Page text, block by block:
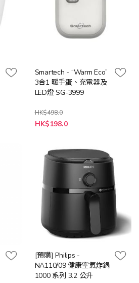
Smartech - “Warm Eco”
3合1 暖手蛋、充電器及
LED燈 SG-3999
HK$498.0
特
殊
HK$198.0
[預購] Philips -
NA110/09 健康空氣炸鍋
1000 系列 3.2 公升